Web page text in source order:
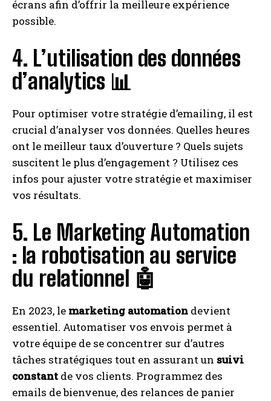
écrans afin d’offrir la meilleure expérience
possible.
4. L’utilisation des données
d’analytics 📊
Pour optimiser votre stratégie d’emailing, il est
crucial d’analyser vos données. Quelles heures
ont le meilleur taux d’ouverture ? Quels sujets
suscitent le plus d’engagement ? Utilisez ces
infos pour ajuster votre stratégie et maximiser
vos résultats.
5. Le Marketing Automation
: la robotisation au service
du relationnel 🤖
En 2023, le marketing automation devient
essentiel. Automatiser vos envois permet à
votre équipe de se concentrer sur d’autres
tâches stratégiques tout en assurant un suivi
constant de vos clients. Programmez des
emails de bienvenue, des relances de panier